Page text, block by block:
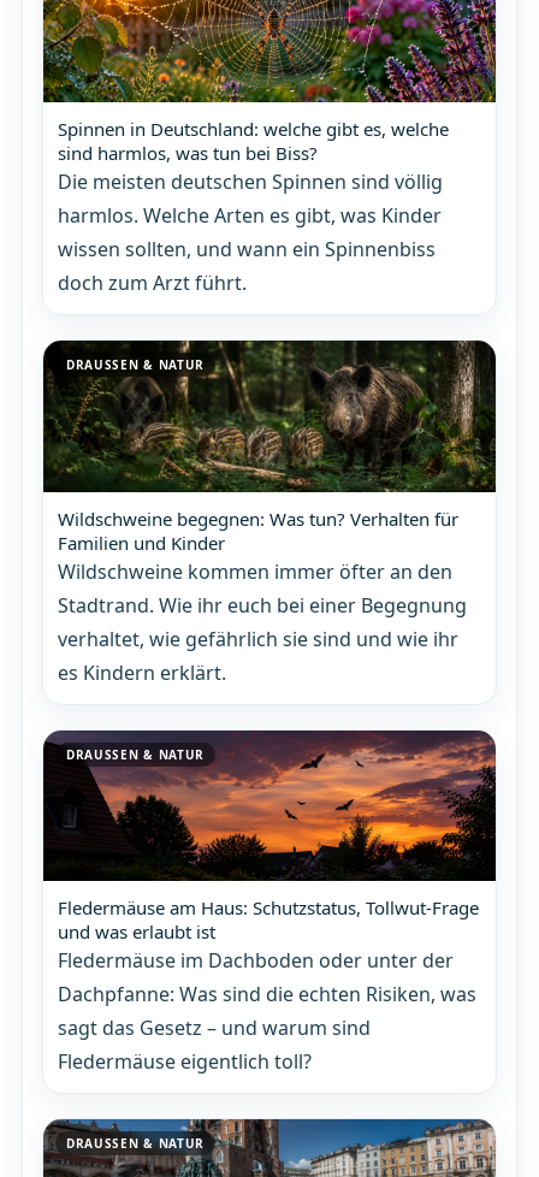
Spinnen in Deutschland: welche gibt es, welche
sind harmlos, was tun bei Biss?
Die meisten deutschen Spinnen sind völlig
harmlos. Welche Arten es gibt, was Kinder
wissen sollten, und wann ein Spinnenbiss
doch zum Arzt führt.
DRAUSSEN & NATUR
Wildschweine begegnen: Was tun? Verhalten für
Familien und Kinder
Wildschweine kommen immer öfter an den
Stadtrand. Wie ihr euch bei einer Begegnung
verhaltet, wie gefährlich sie sind und wie ihr
es Kindern erklärt.
DRAUSSEN & NATUR
Fledermäuse am Haus: Schutzstatus, Tollwut-Frage
und was erlaubt ist
Fledermäuse im Dachboden oder unter der
Dachpfanne: Was sind die echten Risiken, was
sagt das Gesetz – und warum sind
Fledermäuse eigentlich toll?
DRAUSSEN & NATUR